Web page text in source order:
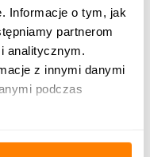
Informacje o tym, jak
partnerom
analitycznym.
z innymi danymi
podczas
706